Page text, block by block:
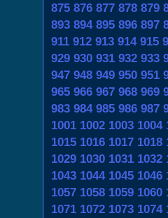
875 876 877 878 879
893 894 895 896 897
911 912 913 914 915
929 930 931 932 933
947 948 949 950 951
965 966 967 968 969
983 984 985 986 987
1001 1002 1003 1004
1015 1016 1017 1018
1029 1030 1031 1032
1043 1044 1045 1046
1057 1058 1059 1060
1071 1072 1073 1074